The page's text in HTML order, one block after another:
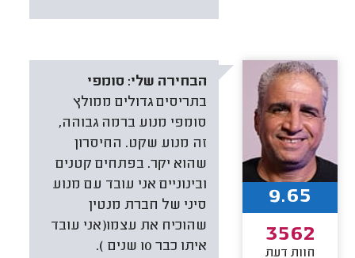
הבחירה שלי: סומפי
בתריסים גדולים ממולץ
סומפי מנוע ברמה גבוהה,
זה מנוע שקט. החיסרון
שהוא יקר. בפתחים קטנים
ובינוניים אני עובד עם מנוע
סיני של חברת מנטין
שהוכיח את עצמו(אני עובד
איתו כבר 10 שנים ).
9.65
3562
חוות דעת